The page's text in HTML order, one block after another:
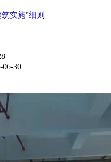
实施”细则
06-30